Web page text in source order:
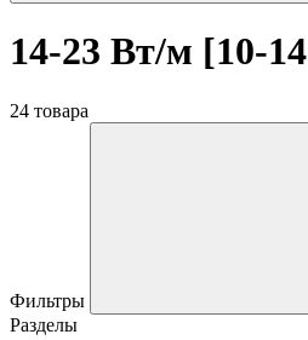
14-23 Вт/м [10-
24 товара
Фильтры
Разделы